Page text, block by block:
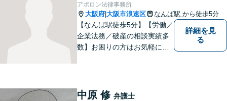
アポロン法律事務所
大阪府 大阪市浪速区 なんば駅 から徒歩5分
【なんば駅徒歩5分】【労働／
企業法務／破産の相談実績多
数】お困りの方はお気軽にご
詳細を見
る
中原 修 弁護士